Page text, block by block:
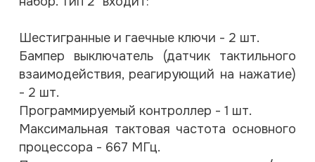
Шестигранные и гаечные ключи - 2 шт.
Бампер выключатель (датчик тактильного
взаимодействия, реагирующий на нажатие)
- 2 шт.
Программируемый контроллер - 1 шт.
Максимальная тактовая частота основного
процессора - 667 МГц.